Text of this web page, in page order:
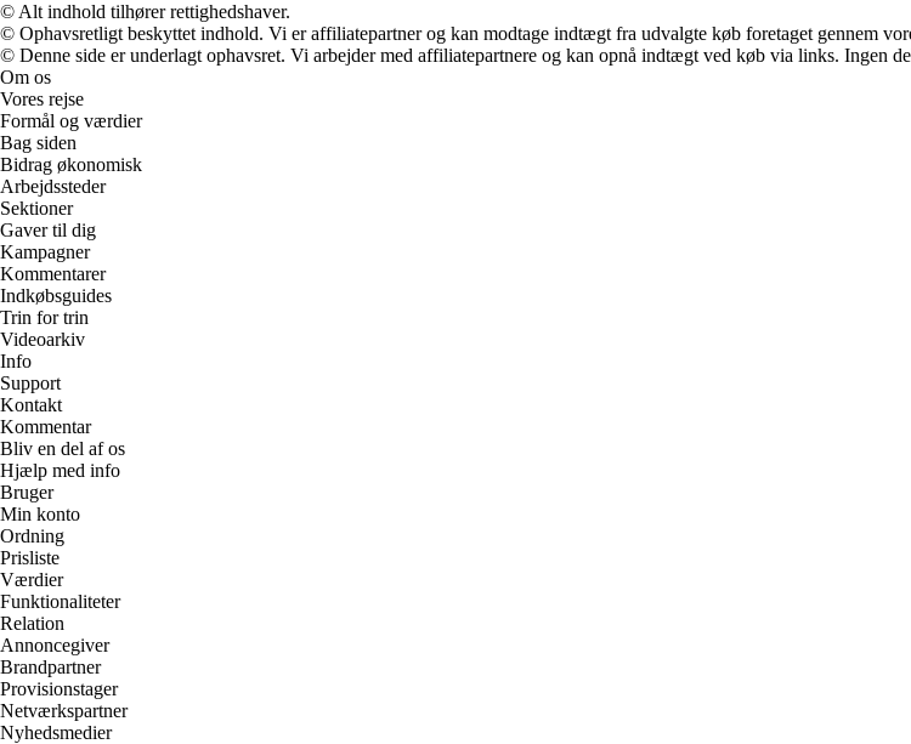
© Alt indhold tilhører rettighedshaver.
© Ophavsretligt beskyttet indhold. Vi er affiliatepartner og kan modtage indtægt fra udvalgte køb foretaget gennem
© Denne side er underlagt ophavsret. Vi arbejder med affiliatepartnere og kan opnå indtægt ved køb via links. Ingen
Om os
Vores rejse
Formål og værdier
Bag siden
Bidrag økonomisk
Arbejdssteder
Sektioner
Gaver til dig
Kampagner
Kommentarer
Indkøbsguides
Trin for trin
Videoarkiv
Info
Support
Kontakt
Kommentar
Bliv en del af os
Hjælp med info
Bruger
Min konto
Ordning
Prisliste
Værdier
Funktionaliteter
Relation
Annoncegiver
Brandpartner
Provisionstager
Netværkspartner
Nyhedsmedier